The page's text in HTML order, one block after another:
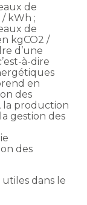
de
kWh ;
de
kgCO2 /
d’une
à-dire
en
des
la production
gestion des
des
dans le